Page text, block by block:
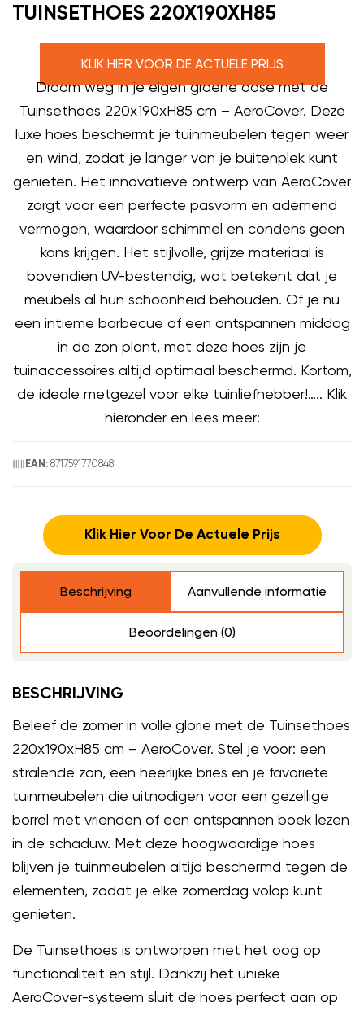
TUINSETHOES 220X190XH85
KLIK HIER VOOR DE ACTUELE PRIJS
Droom weg in je eigen groene oase met de
Tuinsethoes 220x190xH85 cm – AeroCover. Deze
luxe hoes beschermt je tuinmeubelen tegen weer
en wind, zodat je langer van je buitenplek kunt
genieten. Het innovatieve ontwerp van AeroCover
zorgt voor een perfecte pasvorm en ademend
vermogen, waardoor schimmel en condens geen
kans krijgen. Het stijlvolle, grijze materiaal is
bovendien UV-bestendig, wat betekent dat je
meubels al hun schoonheid behouden. Of je nu
een intieme barbecue of een ontspannen middag
in de zon plant, met deze hoes zijn je
tuinaccessoires altijd optimaal beschermd. Kortom,
de ideale metgezel voor elke tuinliefhebber!….. Klik
hieronder en lees meer:
EAN: 8717591770848
Klik Hier Voor De Actuele Prijs
Beschrijving Aanvullende informatie
Beoordelingen (0)
BESCHRIJVING
Beleef de zomer in volle glorie met de Tuinsethoes
220x190xH85 cm – AeroCover. Stel je voor: een
stralende zon, een heerlijke bries en je favoriete
tuinmeubelen die uitnodigen voor een gezellige
borrel met vrienden of een ontspannen boek lezen
in de schaduw. Met deze hoogwaardige hoes
blijven je tuinmeubelen altijd beschermd tegen de
elementen, zodat je elke zomerdag volop kunt
genieten.
De Tuinsethoes is ontworpen met het oog op
functionaliteit en stijl. Dankzij het unieke
AeroCover-systeem sluit de hoes perfect aan op